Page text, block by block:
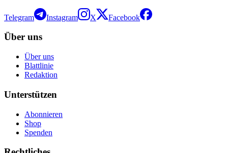
Telegram Instagram X Facebook
Über uns
Über uns
Blattlinie
Redaktion
Unterstützen
Abonnieren
Shop
Spenden